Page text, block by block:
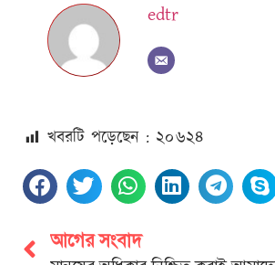
edtr
খবরটি পড়েছেন : ২০৬২৪
আগের সংবাদ